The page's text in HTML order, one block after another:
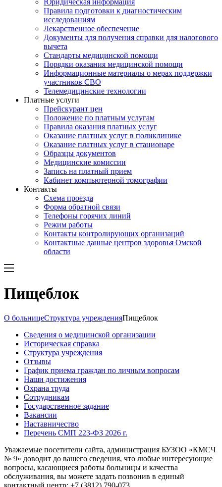
Юридическая информация
Правила подготовки к диагностическим
исследованиям
Лекарственное обеспечение
Документы для получения справки для налогового
вычета
Стандарты медицинской помощи
Порядки оказания медицинской помощи
Информационные материалы о мерах поддержки
участников СВО
Телемедицинские технологии
Платные услуги
Прейскурант цен
Положение по платным услугам
Правила оказания платных услуг
Оказание платных услуг в поликлинике
Оказание платных услуг в стационаре
Образцы документов
Медицинские комиссии
Запись на платный прием
Кабинет компьютерной томографии
Контакты
Схема проезда
Форма обратной связи
Телефоны горячих линий
Режим работы
Контакты контролирующих организаций
Контактные данные центров здоровья Омской
области
Пищеблок
О больницеСтруктура учрежденияПищеблок
Сведения о медицинской организации
Историческая справка
Структура учреждения
Отзывы
График приема граждан по личным вопросам
Наши достижения
Охрана труда
Сотрудникам
Государственное задание
Вакансии
Наставничество
Перечень СМП 223-ФЗ 2026 г.
Уважаемые посетители сайта, администрация БУЗОО «КМСЧ
№ 9» доводит до вашего сведения, что любые интересующие
вопросы, касающиеся работы больницы и качества
обслуживания, вы можете задать позвонив в единый
контактный центр: +7 (3812) 790-073